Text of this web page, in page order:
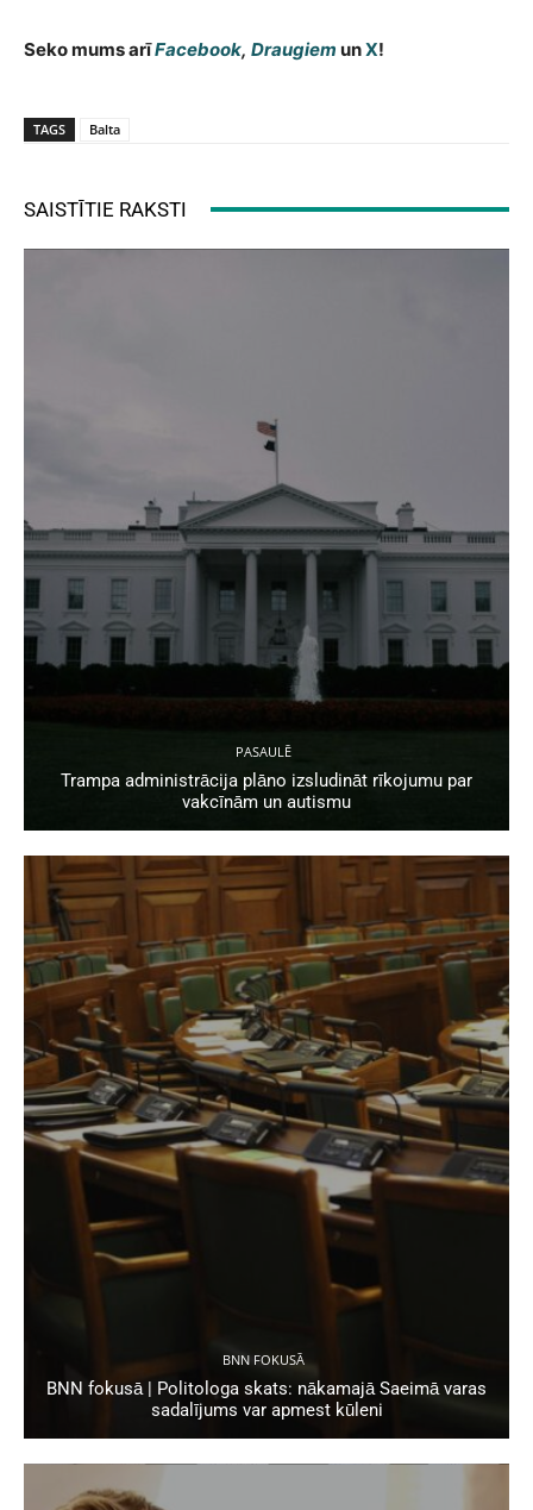
Seko mums arīFacebook, Draugiem unX!
TAGS Balta
SAISTĪTIE RAKSTI
PASAULĒ
Trampa administrācija plāno izsludināt rīkojumu par
vakcīnām un autismu
BNN FOKUSĀ
BNN fokusā | Politologa skats: nākamajā Saeimā varas
sadalījums var apmest kūleni